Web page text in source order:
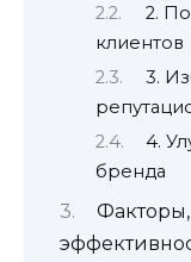
2.
клиентов
3.
4.
бренда